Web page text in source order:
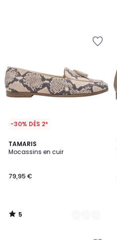
-30% DÈS 2*
TAMARIS
Mocassins en cuir
79,95 €
5
/
2
Couleurs
5
/